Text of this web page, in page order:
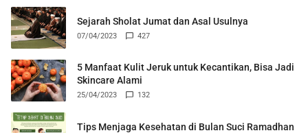
Sejarah Sholat Jumat dan Asal Usulnya
07/04/2023 427
5 Manfaat Kulit Jeruk untuk Kecantikan, Bisa Jadi
Skincare Alami
25/04/2023 132
Tips Menjaga Kesehatan di Bulan Suci Ramadhan